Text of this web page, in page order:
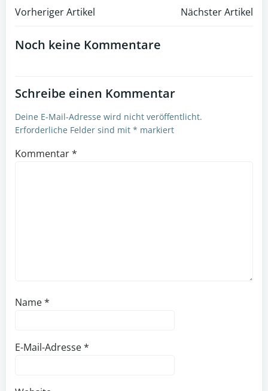
Post
navigation
Vorheriger Artikel
Post
navigation
Nächster Artikel
Noch keine Kommentare
Schreibe einen Kommentar
Deine E-Mail-Adresse wird nicht veröffentlicht.
Erforderliche Felder sind mit * markiert
Kommentar*
Name*
E-Mail-Adresse*